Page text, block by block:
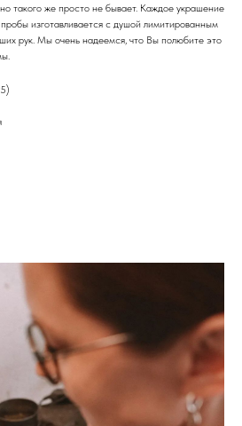
такого же просто не бывает. Каждое украшение
изготавливается с душой лимитированным
рук. Мы очень надеемся, что Вы полюбите это